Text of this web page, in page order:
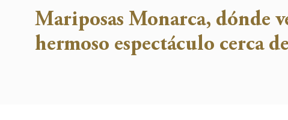
Mariposas Monarca, dónde
hermoso espectáculo cerca